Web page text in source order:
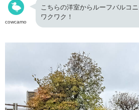
cowcamo
こちらの洋室からルーフバルコ
ワクワク！